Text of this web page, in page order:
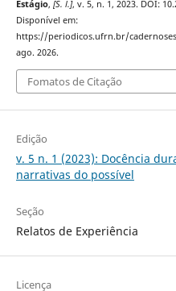
Estágio, [S. l.], v. 5, n. 1, 2023. DOI:
Disponível em:
https://periodicos.ufrn.br/
ago. 2026.
Fomatos de Citação
Edição
v. 5 n. 1 (2023): Docência
narrativas do possível
Seção
Relatos de Experiência
Licença